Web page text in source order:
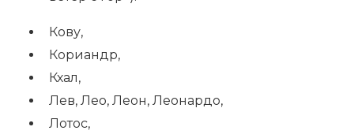
Кову,
Кориандр,
Кхал,
Лев, Лео, Леон, Леонардо,
Лотос,